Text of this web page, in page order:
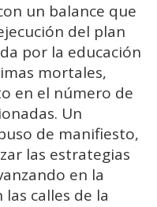
un balance que
del plan
por la educación
mortales,
en el número de
Un
de manifiesto,
las estrategias
en la
calles de la